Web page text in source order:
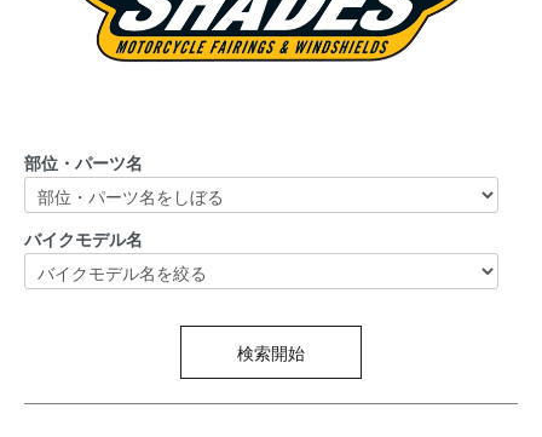
部位・パーツ名
バイクモデル名
検索開始